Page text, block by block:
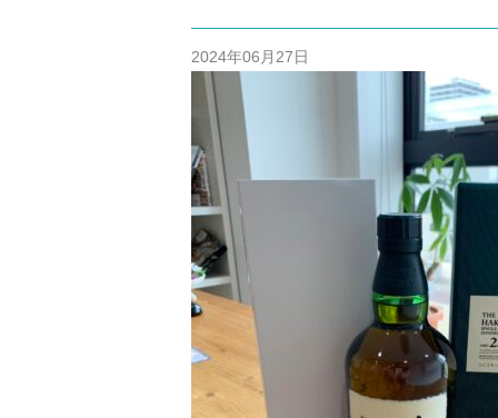
content/
2024年06月27日